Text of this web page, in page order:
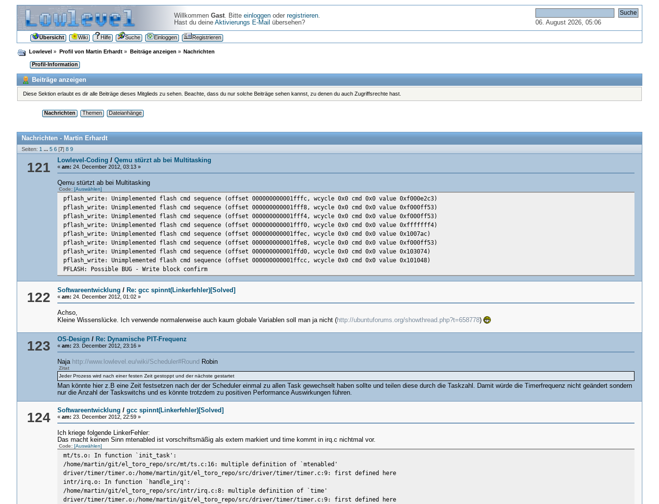
06. August 2026, 05:06
Willkommen Gast. Bitte einloggenoder registrieren.
Hast du deine Aktivierungs E-Mail übersehen?
Übersicht Wiki Hilfe Suche Einloggen Registrieren
Lowlevel » Profil von Martin Erhardt» Beiträge anzeigen » Nachrichten
Profil-Information
Beiträge anzeigen
Diese Sektion erlaubt es dir alle Beiträge dieses Mitglieds zu sehen. Beachte, dass du nur solche Beiträge sehen kannst, zu denen du auch Zugriffsrechte hast.
Nachrichten Themen Dateianhänge
Nachrichten - Martin Erhardt
Seiten: 1 ... 5 6[7] 8 9
121 Lowlevel-Coding /Qemu stürzt ab bei Multitasking
«am: 24. December 2012, 03:13 »
Qemu stürtzt ab bei Multitasking
Code:[Auswählen]
pflash_write: Unimplemented flash cmd sequence (offset 000000000001fffc, wcycle 0x0 cmd 0x0 value 0xf000e2c3)
pflash_write: Unimplemented flash cmd sequence (offset 000000000001fff8, wcycle 0x0 cmd 0x0 value 0xf000ff53)
pflash_write: Unimplemented flash cmd sequence (offset 000000000001fff4, wcycle 0x0 cmd 0x0 value 0xf000ff53)
pflash_write: Unimplemented flash cmd sequence (offset 000000000001fff0, wcycle 0x0 cmd 0x0 value 0xfffffff4)
pflash_write: Unimplemented flash cmd sequence (offset 000000000001ffec, wcycle 0x0 cmd 0x0 value 0x1007ac)
pflash_write: Unimplemented flash cmd sequence (offset 000000000001ffe8, wcycle 0x0 cmd 0x0 value 0xf000ff53)
pflash_write: Unimplemented flash cmd sequence (offset 000000000001ffd0, wcycle 0x0 cmd 0x0 value 0x103074)
pflash_write: Unimplemented flash cmd sequence (offset 000000000001ffcc, wcycle 0x0 cmd 0x0 value 0x101048)
PFLASH: Possible BUG - Write block confirm
122 Softwareentwicklung / Re: gcc spinnt(Linkerfehler)[Solved]
«am: 24. December 2012, 01:02 »
Achso,
Kleine Wissenslücke. Ich verwende normalerweise auch kaum globale Variablen soll man ja nicht (http://ubuntuforums.org/showthread.php?t=658778)
123 OS-Design / Re: Dynamische PIT-Frequenz
«am: 23. December 2012, 23:16 »
Naja http://www.lowlevel.eu/wiki/Scheduler#Round Robin
Zitat
Jeder Prozess wird nach einer festen Zeit gestoppt und der nächste gestartet
Man könnte hier z.B eine Zeit festsetzen nach der der Scheduler einmal zu allen Task gewechselt haben sollte und teilen diese durch die Taskzahl. Damit würde die Timerfrequenz nicht geändert sondern
nur die Anzahl der Taskswitchs und es könnte trotzdem zu positiven Performance Auswirkungen führen.
124 Softwareentwicklung /gcc spinnt(Linkerfehler)[Solved]
«am: 23. December 2012, 22:59 »
Ich kriege folgende LinkerFehler:
Das macht keinen Sinn mtenabled ist vorschriftsmäßig als extern markiert und time kommt in irq.c nichtmal vor.
Code:[Auswählen]
mt/ts.o: In function `init_task':
/home/martin/git/el_toro_repo/src/mt/ts.c:16: multiple definition of `mtenabled'
driver/timer/timer.o:/home/martin/git/el_toro_repo/src/driver/timer/timer.c:9: first defined here
intr/irq.o: In function `handle_irq':
/home/martin/git/el_toro_repo/src/intr/irq.c:8: multiple definition of `time'
driver/timer/timer.o:/home/martin/git/el_toro_repo/src/driver/timer/timer.c:9: first defined here